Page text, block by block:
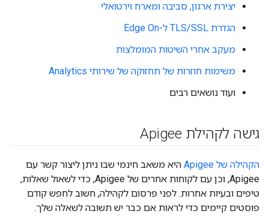
יצירת ארגון, סביבה ומארח וירטואלי
הגדרת TLS/SSL ל-Edge On
מעקב אחרי השיטות המומלצות
משימות חוזרות של תחזוקה של שירותי Analytics
ועוד נושאים רבים
גישה לקהילת Apigee
הקהילה של Apigee
היא משאב חינמי שבו ניתן ליצור קשר עם
Apigee, וכן עם לקוחות אחרים של Apigee, כדי לשאול שאלות,
טיפים ובעיות אחרות. לפני פרסום לקהילה, חשוב לחפש קודם
פוסטים קיימים כדי לראות אם כבר יש תשובה לשאלה שלך.